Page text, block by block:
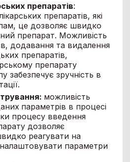
препаратів:
препаратів, які
це дозволяє швидко
препарат. Можливість
додавання та видалення
препаратів,
препарату
забезпечує зручність в
можливість
параметрів в процесі
процесу введення
дозволяє
реагувати на
налаштовувати параметри